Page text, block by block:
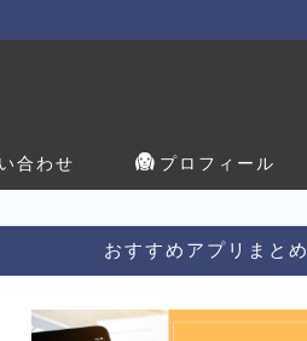
合わせ プロフィール
おすすめアプリまとめ